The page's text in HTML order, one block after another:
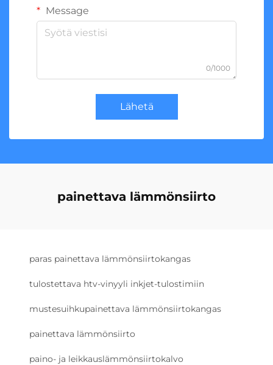
Message
0/1000
Lähetä
painettava lämmönsiirto
paras painettava lämmönsiirtokangas
tulostettava htv-vinyyli inkjet-tulostimiin
mustesuihkupainettava lämmönsiirtokangas
painettava lämmönsiirto
paino- ja leikkauslämmönsiirtokalvo